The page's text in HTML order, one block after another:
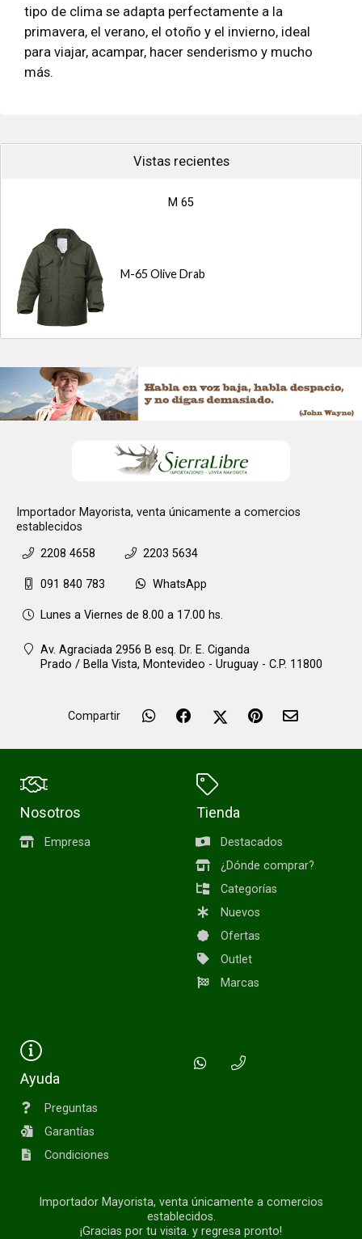
tipo de clima se adapta perfectamente a la
primavera, el verano, el otoño y el invierno, ideal
para viajar, acampar, hacer senderismo y mucho
más.
Vistas recientes
M 65
M-65 Olive Drab
Importador Mayorista, venta únicamente a comercios
establecidos
2208 4658
2203 5634
091 840 783 WhatsApp
Lunes a Viernes de 8.00 a 17.00 hs.
Av. Agraciada 2956 B esq. Dr. E. Ciganda
Prado / Bella Vista, Montevideo - Uruguay - C.P. 11800
Compartir
Nosotros
Empresa
Tienda
Destacados
¿Dónde comprar?
Categorías
Nuevos
Ofertas
Outlet
Marcas
Ayuda
Preguntas
Garantías
Condiciones
Importador Mayorista, venta únicamente a comercios
establecidos.
¡Gracias por tu visita. y regresa pronto!